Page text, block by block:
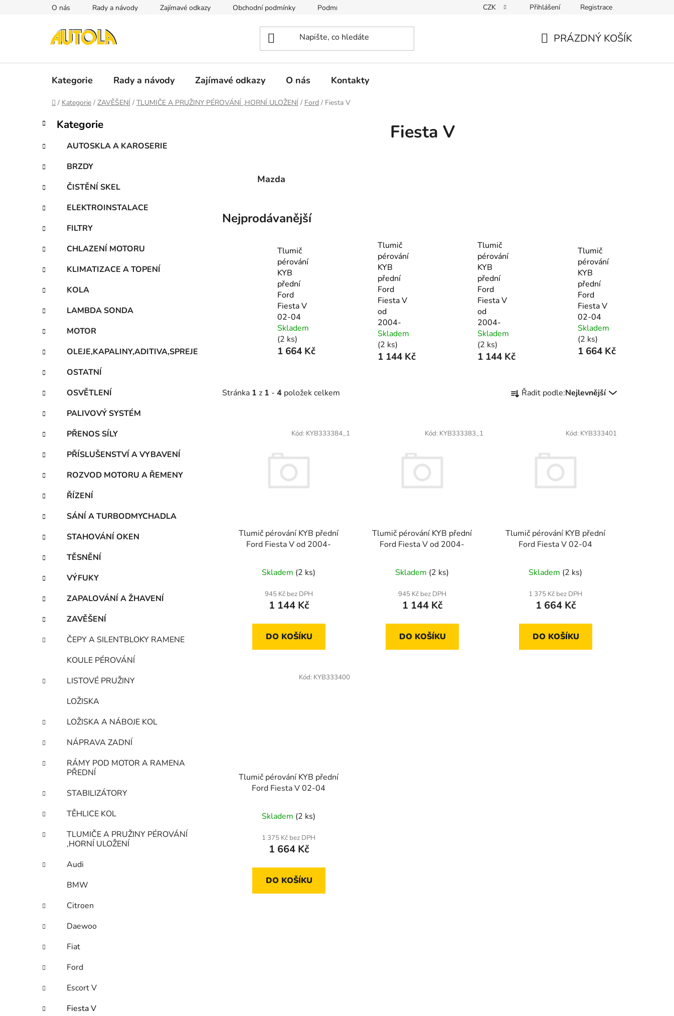
O nás Rady a návody Zajímavé odkazy Obchodní podmínky Podmínky ochrany osobních údajů CZK Přihlášení Registrace
PRÁZDNÝ KOŠÍK
Kategorie Rady a návody Zajímavé odkazy O nás Kontakty
Domů
/ Kategorie / ZAVĚŠENÍ / TLUMIČE A PRUŽINY PÉROVÁNÍ ,HORNÍ ULOŽENÍ / Ford / Fiesta V
P
s
r
a
n
í
p
a
e
l
Přeskočit
kategorie
K
a
e
g
o
r
e
Kategorie
AUTOSKLA A KAROSERIE
BRZDY
ČISTĚNÍ SKEL
ELEKTROINSTALACE
FILTRY
CHLAZENÍ MOTORU
KLIMATIZACE A TOPENÍ
KOLA
LAMBDA SONDA
MOTOR
OLEJE,KAPALINY,ADITIVA,SPREJE
OSTATNÍ
OSVĚTLENÍ
PALIVOVÝ SYSTÉM
PŘENOS SÍLY
PŘÍSLUŠENSTVÍ A VYBAVENÍ
ROZVOD MOTORU A ŘEMENY
ŘÍZENÍ
SÁNÍ A TURBODMYCHADLA
STAHOVÁNÍ OKEN
TĚSNĚNÍ
VÝFUKY
ZAPALOVÁNÍ A ŽHAVENÍ
ZAVĚŠENÍ
ČEPY A SILENTBLOKY RAMENE
KOULE PÉROVÁNÍ
LISTOVÉ PRUŽINY
LOŽISKA
LOŽISKA A NÁBOJE KOL
NÁPRAVA ZADNÍ
RÁMY POD MOTOR A RAMENA
PŘEDNÍ
STABILIZÁTORY
TĚHLICE KOL
TLUMIČE A PRUŽINY PÉROVÁNÍ
,HORNÍ ULOŽENÍ
Audi
BMW
Citroen
Daewoo
Fiat
Ford
Escort V
Fiesta V
Fiesta V
Mazda
Nejprodávanější
Tlumič
pérování
KYB
přední
Ford
Fiesta V
02-04
Skladem
(2 ks)
1 664 Kč
Tlumič
pérování
KYB
přední
Ford
Fiesta V
od
2004-
Skladem
(2 ks)
1 144 Kč
Tlumič
pérování
KYB
přední
Ford
Fiesta V
od
2004-
Skladem
(2 ks)
1 144 Kč
Tlumič
pérování
KYB
přední
Ford
Fiesta V
02-04
Skladem
(2 ks)
1 664 Kč
Stránka 1 z 1 - 4 položek celkem
a
k
t
Řadit podle:Nejlevnější
Tlumič pérování KYB přední
Ford Fiesta V od 2004-
Skladem (2 ks)
945 Kč bez DPH
1 144 Kč
DO KOŠÍKU
Kód: KYB333384_1
Tlumič pérování KYB přední
Ford Fiesta V od 2004-
Skladem (2 ks)
945 Kč bez DPH
1 144 Kč
DO KOŠÍKU
Kód: KYB333383_1
Tlumič pérování KYB přední
Ford Fiesta V 02-04
Skladem (2 ks)
1 375 Kč bez DPH
1 664 Kč
DO KOŠÍKU
Kód: KYB333401
Tlumič pérování KYB přední
Ford Fiesta V 02-04
Skladem (2 ks)
1 375 Kč bez DPH
1 664 Kč
DO KOŠÍKU
Kód: KYB333400